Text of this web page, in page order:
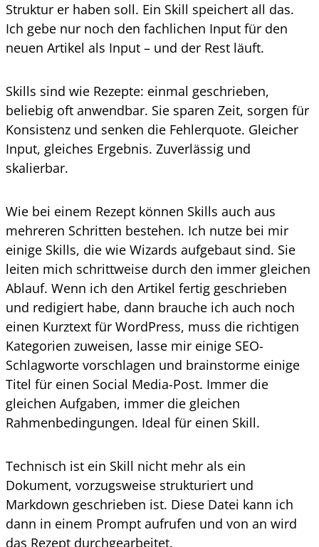
Struktur er haben soll. Ein Skill speichert all das.
Ich gebe nur noch den fachlichen Input für den
neuen Artikel als Input – und der Rest läuft.
Skills sind wie Rezepte: einmal geschrieben,
beliebig oft anwendbar. Sie sparen Zeit, sorgen für
Konsistenz und senken die Fehlerquote. Gleicher
Input, gleiches Ergebnis. Zuverlässig und
skalierbar.
Wie bei einem Rezept können Skills auch aus
mehreren Schritten bestehen. Ich nutze bei mir
einige Skills, die wie Wizards aufgebaut sind. Sie
leiten mich schrittweise durch den immer gleichen
Ablauf. Wenn ich den Artikel fertig geschrieben
und redigiert habe, dann brauche ich auch noch
einen Kurztext für WordPress, muss die richtigen
Kategorien zuweisen, lasse mir einige SEO-
Schlagworte vorschlagen und brainstorme einige
Titel für einen Social Media-Post. Immer die
gleichen Aufgaben, immer die gleichen
Rahmenbedingungen. Ideal für einen Skill.
Technisch ist ein Skill nicht mehr als ein
Dokument, vorzugsweise strukturiert und
Markdown geschrieben ist. Diese Datei kann ich
dann in einem Prompt aufrufen und von an wird
das Rezept durchgearbeitet.